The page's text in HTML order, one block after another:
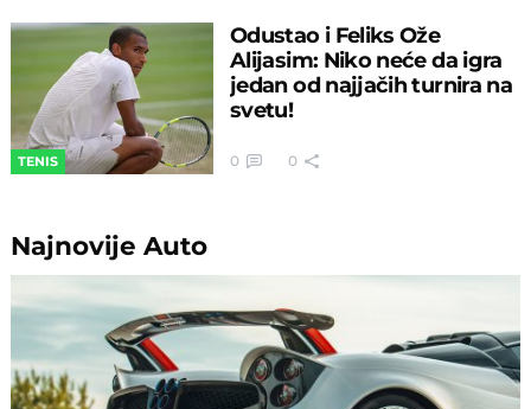
TENIS
Odustao i Feliks Ože
Alijasim: Niko neće da igra
jedan od najjačih turnira na
svetu!
0 0
NajnovijeAuto